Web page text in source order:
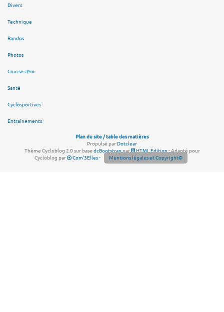
Divers
Technique
Randos
Photos
Courses Pro
Santé
Cyclosportives
Entraînements
Plan du site / table des matières
Propulsé parDotclear
Thème Cycloblog 2.0 sur base dcBootstrappar HTML Edition- Adapté pour
Cycloblog par
Com'3Elles- Mentions légales et Copyright©